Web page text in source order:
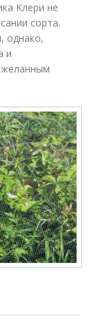
Клери не
сорта.
однако,
и
желанным